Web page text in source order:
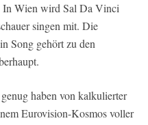
In Wien wird Sal Da Vinci
singen mit. Die
Song gehört zu den
haben von kalkulierter
Eurovision-Kosmos voller